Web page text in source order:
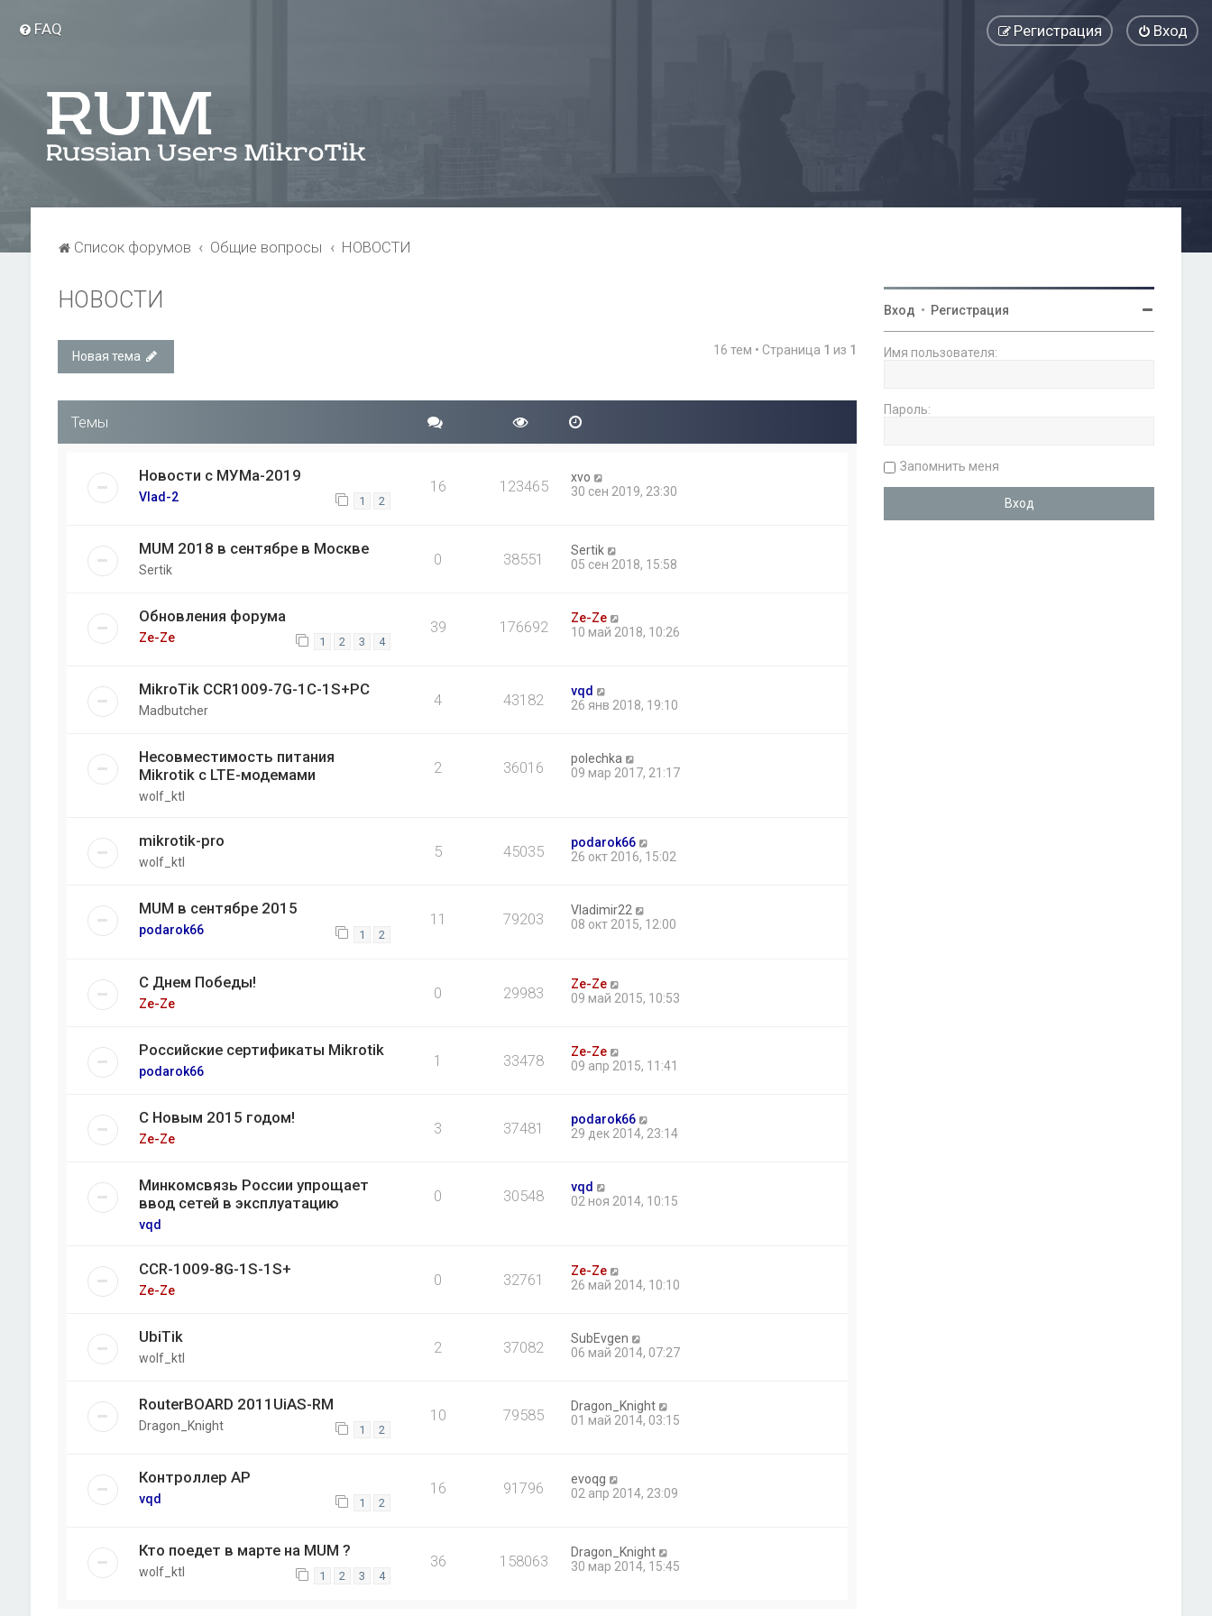
FAQ Вход
Регистрация
Список форумов Общие вопросы НОВОСТИ
НОВОСТИ
Новая тема 16 тем • Страница 1 из 1
Темы
Новости с МУМа-2019
Vlad-2 1 2
16 123465
xvo
30 сен 2019, 23:30
MUM 2018 в сентябре в Москве
Sertik
0 38551
Sertik
05 сен 2018, 15:58
Обновления форума
Ze-Ze 1 2 3 4
39 176692
Ze-Ze
10 май 2018, 10:26
MikroTik CCR1009-7G-1C-1S+PC
Madbutcher
4 43182
vqd
26 янв 2018, 19:10
Несовместимость питания
Mikrotik с LTE-модемами
wolf_ktl
2 36016
polechka
09 мар 2017, 21:17
mikrotik-pro
wolf_ktl
5 45035
podarok66
26 окт 2016, 15:02
MUM в сентябре 2015
podarok66 1 2
11 79203
Vladimir22
08 окт 2015, 12:00
С Днем Победы!
Ze-Ze
0 29983
Ze-Ze
09 май 2015, 10:53
Российские сертификаты Mikrotik
podarok66
1 33478
Ze-Ze
09 апр 2015, 11:41
С Новым 2015 годом!
Ze-Ze
3 37481
podarok66
29 дек 2014, 23:14
Минкомсвязь России упрощает
ввод сетей в эксплуатацию
vqd
0 30548
vqd
02 ноя 2014, 10:15
CCR-1009-8G-1S-1S+
Ze-Ze
0 32761
Ze-Ze
26 май 2014, 10:10
UbiTik
wolf_ktl
2 37082
SubEvgen
06 май 2014, 07:27
RouterBOARD 2011UiAS-RM
Dragon_Knight 1 2
10 79585
Dragon_Knight
01 май 2014, 03:15
Контроллер AP
vqd 1 2
16 91796
evoqg
02 апр 2014, 23:09
Кто поедет в марте на MUM ?
wolf_ktl 1 2 3 4
36 158063
Dragon_Knight
30 мар 2014, 15:45
Вход • Регистрация
Имя пользователя:
Пароль:
Запомнить меня